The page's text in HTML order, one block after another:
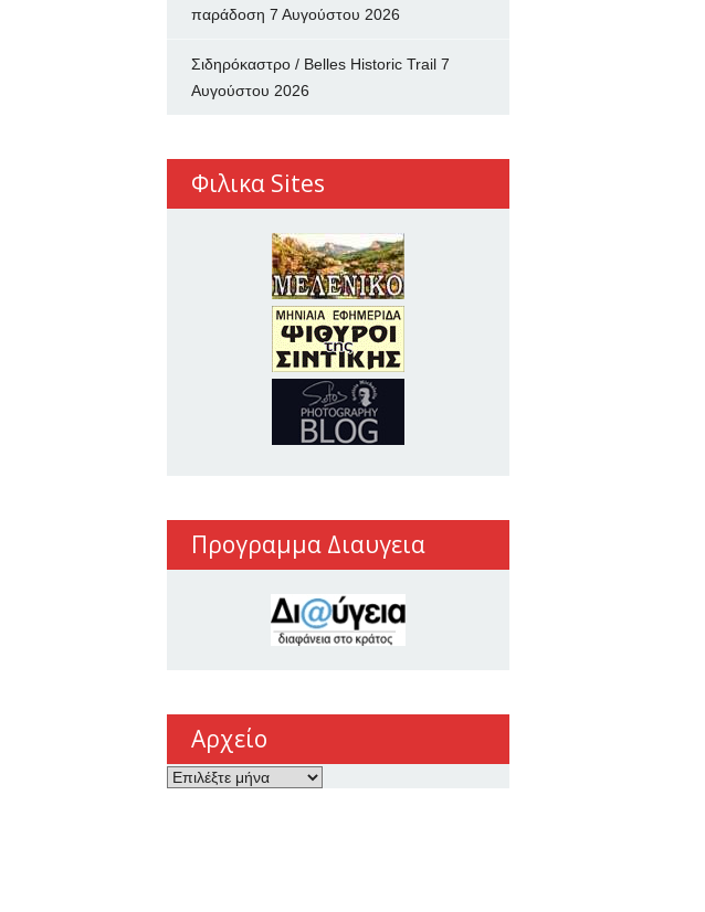
παράδοση 7 Αυγούστου 2026
Σιδηρόκαστρο / Belles Historic Trail 7
Αυγούστου 2026
Φιλικα Sites
Προγραμμα Διαυγεια
Αρχείο
Αρχείο